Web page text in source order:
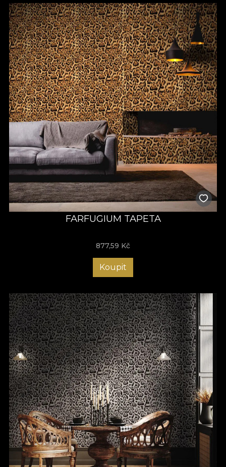
FARFUGIUM TAPETA
877,59 Kč
Koupit